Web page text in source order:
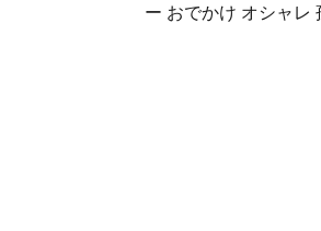
ー おでかけ オシャレ